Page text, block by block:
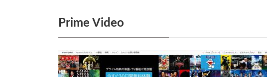
Prime Video